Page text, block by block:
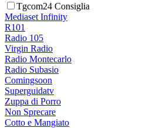
Tgcom24 Consiglia
Mediaset Infinity
R101
Radio 105
Virgin Radio
Radio Montecarlo
Radio Subasio
Comingsoon
Superguidatv
Zuppa di Porro
Non Sprecare
Cotto e Mangiato